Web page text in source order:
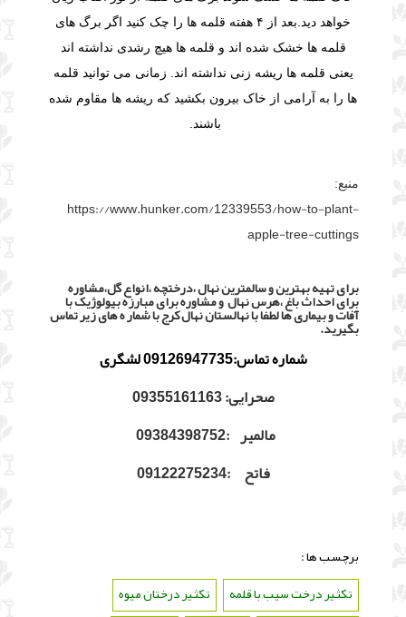
خواهد دید.
بعد از ۴ هفته قلمه ها را چک کنید اگر برگ های
قلمه ها خشک شده اند و قلمه ها هیچ رشدی نداشته اند
یعنی قلمه ها ریشه زنی نداشته اند. زمانی می توانید قلمه
ها را به آرامی از خاک بیرون بکشید که ریشه ها مقاوم شده
باشند.
منبع:
https://www.hunker.com/12339553/how-to-plant-
apple-tree-cuttings
برای تهیه بهترین و سالمترین نهال ،درختچه ،انواع گل،مشاوره
برای احداث باغ ،هرس نهال و مشاوره برای مبارزه بیولوژیک با
آفات و بیماری ها لطفا با نهالستان نهال کرج با شمار ه های زیر تماس
بگیرید.
شماره تماس:09126947735 لشگری
صحرایی: 09355161163
مالمیر :09384398752
فاتح :09122275234
برچسب ها :
تکثیر درخت سیب با قلمه
تکثیر درختان میوه